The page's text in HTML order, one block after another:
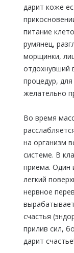
дарит коже
питание
румянец,
морщинки,
отдохнувший
процедур,
желательно
Во время
на организм
системе. В
приема. Один
легкий
нервное
счастья
прилив сил,
дарит счастье!